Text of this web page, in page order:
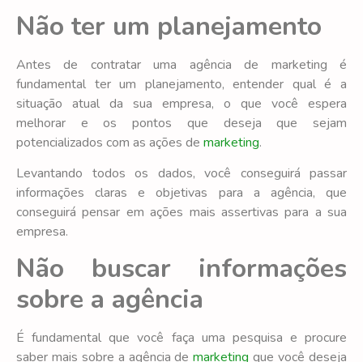
Não ter um planejamento
Antes de contratar uma agência de marketing é
fundamental ter um planejamento, entender qual é a
situação atual da sua empresa, o que você espera
melhorar e os pontos que deseja que sejam
potencializados com as ações de marketing.
Levantando todos os dados, você conseguirá passar
informações claras e objetivas para a agência, que
conseguirá pensar em ações mais assertivas para a sua
empresa.
Não buscar informações
sobre a agência
É fundamental que você faça uma pesquisa e procure
saber mais sobre a agência de marketing que você deseja